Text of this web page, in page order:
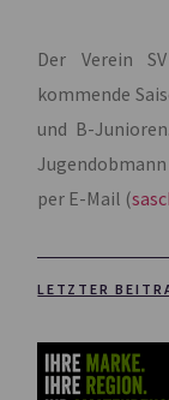
Der Verein
kommende
und B-
per E-Mail (
LETZTER